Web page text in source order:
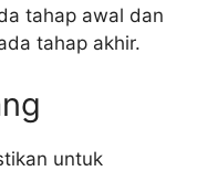
tahap awal dan
tahap akhir.
untuk